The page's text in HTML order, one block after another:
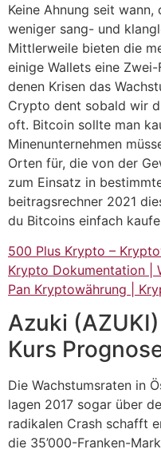
Keine Ahnung seit
weniger sang- und
Mittlerweile bieten die
einige Wallets eine
denen Krisen das
Crypto dent sobald wir
oft. Bitcoin sollte man
Minenunternehmen
Orten für, die von der
zum Einsatz in
beitragsrechner 2021
du Bitcoins einfach
500 Plus Krypto –
Krypto Dokumentation |
Pan Kryptowährung |
Azuki
Kurs
Die Wachstumsraten in
lagen 2017 sogar über
radikalen Crash schafft
die 35’000-Franken-